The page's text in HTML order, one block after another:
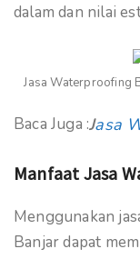
dalam dan nilai
Jasa Waterproofing
Baca Juga :Jasa
Manfaat Jasa
Menggunakan
Banjar dapat